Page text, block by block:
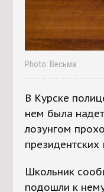
Photo: Весьма
В Курске
нем была
лозунгом
Школьник
подошли к